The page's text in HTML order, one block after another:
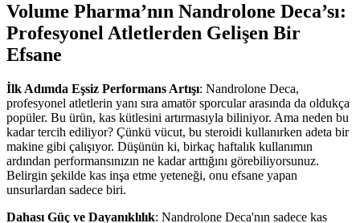
Volume Pharma’nın Nandrolone Deca’sı:
Profesyonel Atletlerden Gelişen Bir
Efsane
İlk Adımda Eşsiz Performans Artışı: Nandrolone Deca,
profesyonel atletlerin yanı sıra amatör sporcular arasında da oldukça
popüler. Bu ürün, kas kütlesini artırmasıyla biliniyor. Ama neden bu
kadar tercih ediliyor? Çünkü vücut, bu steroidi kullanırken adeta bir
makine gibi çalışıyor. Düşünün ki, birkaç haftalık kullanımın
ardından performansınızın ne kadar arttığını görebiliyorsunuz.
Belirgin şekilde kas inşa etme yeteneği, onu efsane yapan
unsurlardan sadece biri.
Dahası Güç ve Dayanıklılık: Nandrolone Deca'nın sadece kas